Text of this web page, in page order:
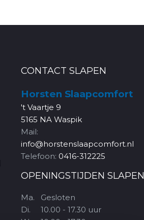
CONTACT SLAPEN
Horsten Slaapcomfort
't Vaartje 9
5165 NA Waspik
Mail:
info@horstenslaapcomfort.nl
Telefoon: 0416-312225
OPENINGSTIJDEN SLAPEN
Ma.
Di.
Gesloten
10.00 - 17.30 uur